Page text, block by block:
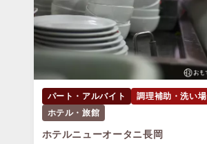
パート・アルバイト
調理補助・洗い場
ホテル・旅館
ホテルニューオータニ長岡